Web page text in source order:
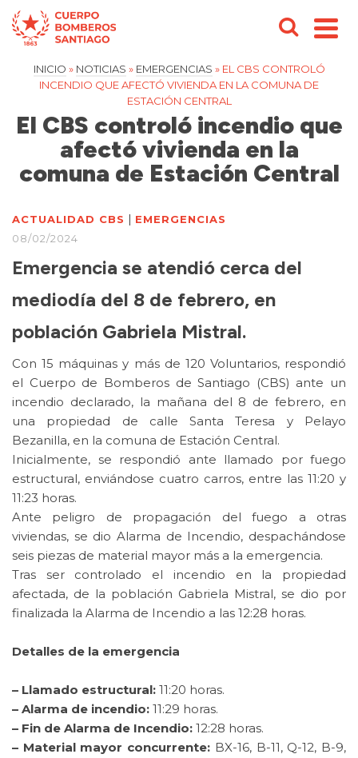
INICIO » NOTICIAS » EMERGENCIAS » EL CBS CONTROLÓ
INCENDIO QUE AFECTÓ VIVIENDA EN LA COMUNA DE
ESTACIÓN CENTRAL
El CBS controló incendio que
afectó vivienda en la
comuna de Estación Central
ACTUALIDAD CBS | EMERGENCIAS
08/02/2024
Emergencia se atendió cerca del
mediodía del 8 de febrero, en
población Gabriela Mistral.
Con 15 máquinas y más de 120 Voluntarios, respondió
el Cuerpo de Bomberos de Santiago (CBS) ante un
incendio declarado, la mañana del 8 de febrero, en
una propiedad de calle Santa Teresa y Pelayo
Bezanilla, en la comuna de Estación Central.
Inicialmente, se respondió ante llamado por fuego
estructural, enviándose cuatro carros, entre las 11:20 y
11:23 horas.
Ante peligro de propagación del fuego a otras
viviendas, se dio Alarma de Incendio, despachándose
seis piezas de material mayor más a la emergencia.
Tras ser controlado el incendio en la propiedad
afectada, de la población Gabriela Mistral, se dio por
finalizada la Alarma de Incendio a las 12:28 horas.
Detalles de la emergencia
– Llamado estructural: 11:20 horas.
– Alarma de incendio: 11:29 horas.
– Fin de Alarma de Incendio: 12:28 horas.
– Material mayor concurrente: BX-16, B-11, Q-12, B-9,